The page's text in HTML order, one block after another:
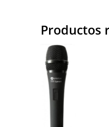
Productos